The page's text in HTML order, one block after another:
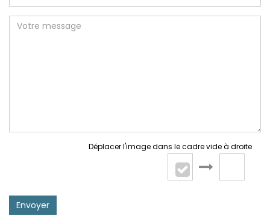
Déplacer l'image dans le cadre vide à droite
Envoyer